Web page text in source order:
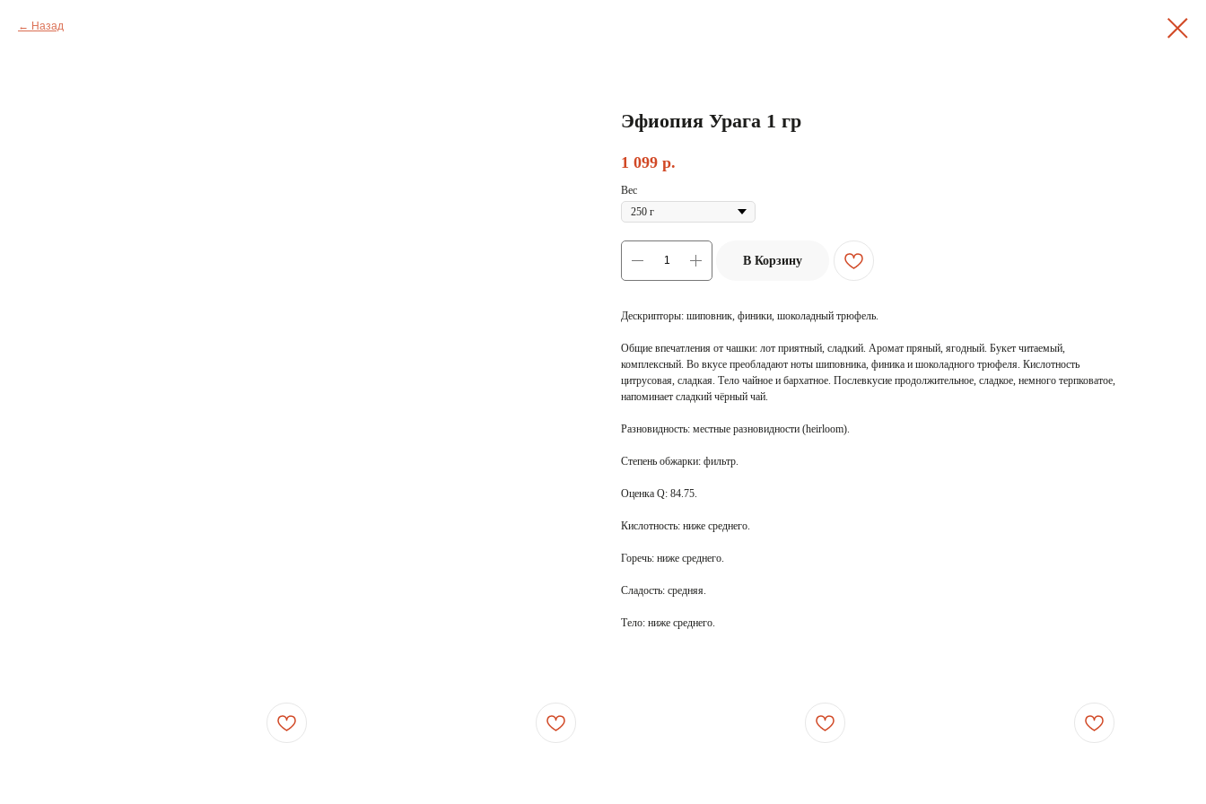
Назад
Эфиопия Урага 1 гр
1 099 р.
Вес
В Корзину
Дескрипторы: шиповник, финики, шоколадный трюфель.
Общие впечатления от чашки: лот приятный, сладкий. Аромат пряный, ягодный. Букет читаемый,
комплексный. Во вкусе преобладают ноты шиповника, финика и шоколадного трюфеля. Кислотность
цитрусовая, сладкая. Тело чайное и бархатное. Послевкусие продолжительное, сладкое, немного терпковатое,
напоминает сладкий чёрный чай.
Разновидность: местные разновидности (heirloom).
Степень обжарки: фильтр.
Оценка Q: 84.75.
Кислотность: ниже среднего.
Горечь: ниже среднего.
Сладость: средняя.
Тело: ниже среднего.